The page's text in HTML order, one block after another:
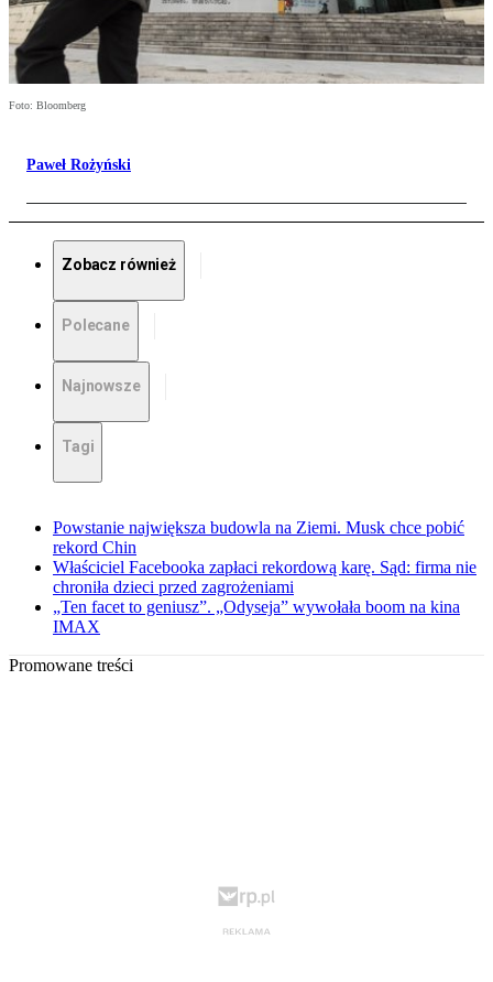
Foto: Bloomberg
Paweł Rożyński
Zobacz również
Polecane
Najnowsze
Tagi
Powstanie największa budowla na Ziemi. Musk chce pobić
rekord Chin
Właściciel Facebooka zapłaci rekordową karę. Sąd: firma nie
chroniła dzieci przed zagrożeniami
„Ten facet to geniusz”. „Odyseja” wywołała boom na kina
IMAX
Promowane treści